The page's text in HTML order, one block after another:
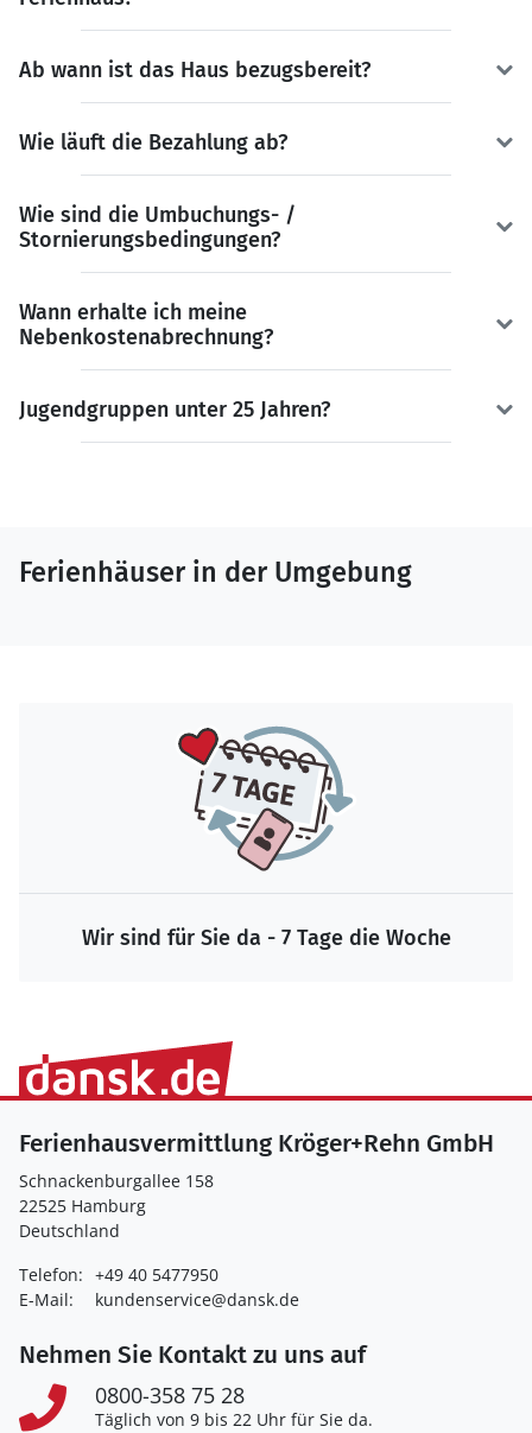
Ab wann ist das Haus bezugsbereit?
Wie läuft die Bezahlung ab?
Wie sind die Umbuchungs- /
Stornierungsbedingungen?
Wann erhalte ich meine
Nebenkostenabrechnung?
Jugendgruppen unter 25 Jahren?
Ferienhäuser in der Umgebung
Wir sind für Sie da - 7 Tage die Woche
Ferienhausvermittlung Kröger+Rehn GmbH
Schnackenburgallee 158
22525 Hamburg
Deutschland
Telefon: +49 40 5477950
E-Mail:
kundenservice@dansk.de
Nehmen Sie Kontakt zu uns auf
0800-358 75 28
Täglich von 9 bis 22 Uhr für Sie da.